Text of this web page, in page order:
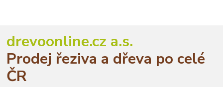
drevoonline.cz a.s.
Prodej řeziva a dřeva po celé
ČR